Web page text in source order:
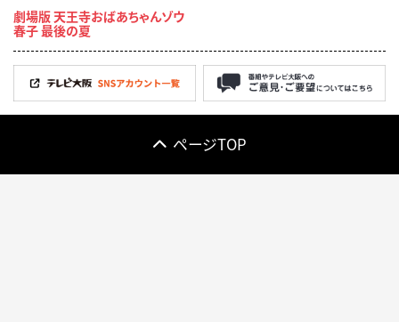
劇場版 天王寺おばあちゃんゾウ
春子 最後の夏
ページTOP